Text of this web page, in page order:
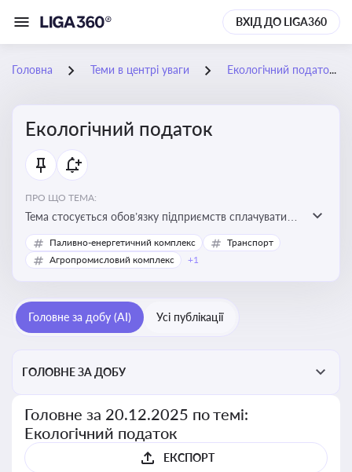
ВХІД ДО LIGA360
Головна Теми в центрі уваги Екологічний податок
Екологічний податок
ПРО ЩО ТЕМА:
Тема стосується обов’язку підприємств сплачувати
екологічний податок за забруднення довкілля. Вона
важлива для екологічного контролю бізнесу,
Паливно-енергетичний комплекс
Транспорт
Агропромисловий комплекс
+1
Головне за добу (AI) Усі публікації
ГОЛОВНЕ ЗА ДОБУ
Головне за 20.12.2025 по темі:
Екологічний податок
ЕКСПОРТ